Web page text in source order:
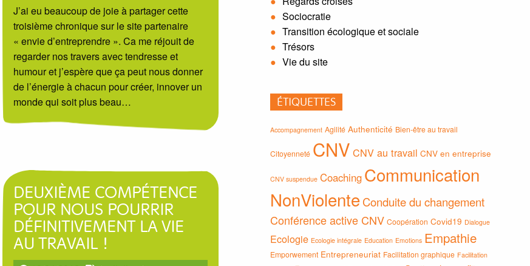
J’ai eu beaucoup de joie à partager cette
troisième chronique sur le site partenaire
« envie d’entreprendre ». Ca me réjouit de
regarder nos travers avec tendresse et
humour et j’espère que ça peut nous donner
de l’énergie à chacun pour créer, innover un
monde qui soit plus beau…
DEUXIÈME COMPÉTENCE
POUR NOUS POURRIR
DÉFINITIVEMENT LA VIE
AU TRAVAIL !
Sociocratie
Transition écologique et sociale
Trésors
Vie du site
ÉTIQUETTES
Accompagnement Agilité Authenticité Bien-être au travail
Citoyenneté CNV CNV au travail CNV en entreprise
CNV suspendue Coaching Communication
NonViolenteConduite du changement
Conférence active CNV Coopération Covid19 Dialogue
Ecologie Ecologie intégrale Education Emotions Empathie
Emporwement Entrepreneuriat Facilitation graphique Facilitation